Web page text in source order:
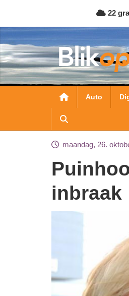
naar
de
inhoud
gaan
22
Hoofdnavigatie
Auto
maandag, 26.
Puinhoop in villa van Monique van de Ven na
inbraak